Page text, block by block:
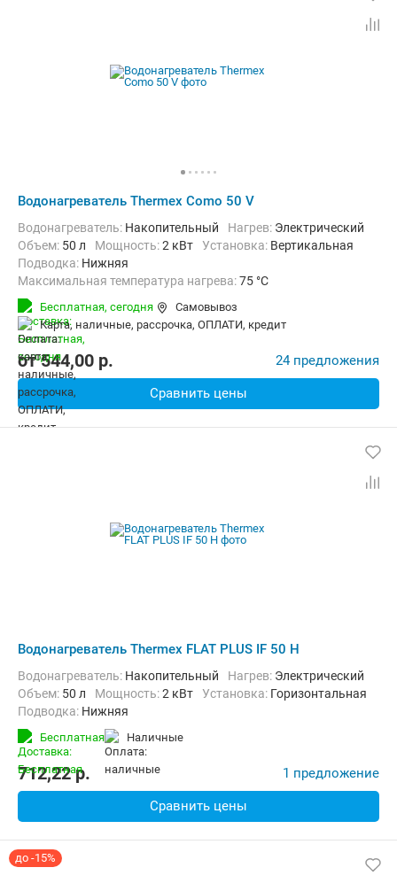
Водонагреватель Thermex Como 50 V
Водонагреватель: Накопительный нагрев: Электрический
Объем: 50 л Мощность:2 кВт Установка: Вертикальная
Подводка: Нижняя
Максимальная температура нагрева:75 °C
Дополнительно:
Бесплатная, сегодня
Самовывоз
карта, наличные, рассрочка, ОПЛАТИ, кредит
от544,00 p. 24 предложения
Сравнить цены
Водонагреватель Thermex FLAT PLUS IF 50 H
Водонагреватель: Накопительный нагрев: Электрический
Объем: 50 л Мощность:2 кВт Установка: Горизонтальная
Подводка: Нижняя
Бесплатная наличные
712,22p. 1 предложение
Сравнить цены
до -15%